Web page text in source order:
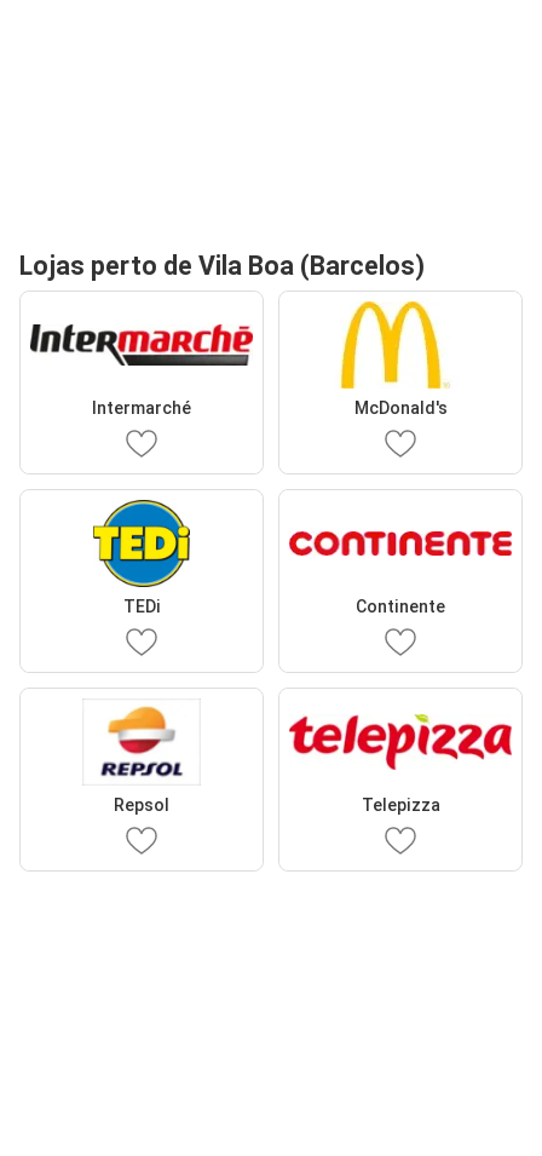
Lojas perto de Vila Boa (Barcelos)
Intermarché McDonald's
TEDi Continente
Repsol Telepizza